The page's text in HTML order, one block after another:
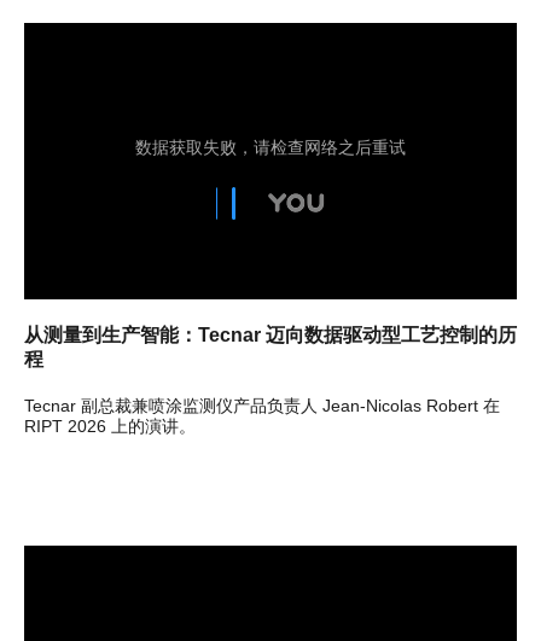
从测量到生产智能：Tecnar 迈向数据驱动型工艺控制的历
程
Tecnar 副总裁兼喷涂监测仪产品负责人 Jean-Nicolas Robert 在
RIPT 2026 上的演讲。